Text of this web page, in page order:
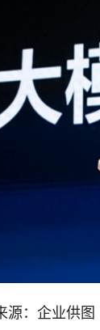
源：企业供图